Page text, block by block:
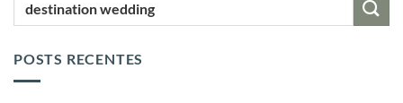
POSTS RECENTES